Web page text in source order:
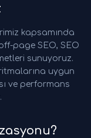
kapsamında
page SEO, SEO
sunuyoruz.
uygun
ve performans